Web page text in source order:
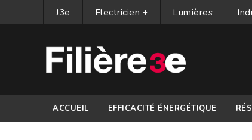
J3e Electricien + Lumières
ACCUEIL EFFICACITÉ ÉNERGÉTIQUE